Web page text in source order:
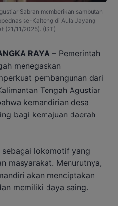
Sabran memberikan sambutan
se-Kalteng di Aula Jayang
(21/11/2025). (IST)
RAYA – Pemerintah
menegaskan
pembangunan dari
Tengah Agustiar
kemandirian desa
bagi kemajuan daerah
lokomotif yang
masyarakat. Menurutnya,
akan menciptakan
memiliki daya saing.